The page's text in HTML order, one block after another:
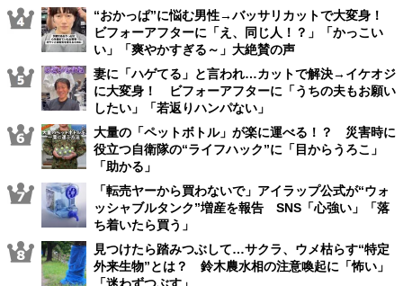
“おかっぱ”に悩む男性→バッサリカットで大変身！
ビフォーアフターに「え、同じ人！？」「かっこい
い」「爽やかすぎる～」大絶賛の声
妻に「ハゲてる」と言われ…カットで解決→イケオジ
に大変身！ ビフォーアフターに「うちの夫もお願い
したい」「若返りハンパない」
大量の「ペットボトル」が楽に運べる！？ 災害時に
役立つ自衛隊の“ライフハック”に「目からうろこ」
「助かる」
「転売ヤーから買わないで」アイラップ公式が“ウォ
ッシャブルタンク”増産を報告 SNS「心強い」「落
ち着いたら買う」
見つけたら踏みつぶして…サクラ、ウメ枯らす“特定
外来生物”とは？ 鈴木農水相の注意喚起に「怖い」